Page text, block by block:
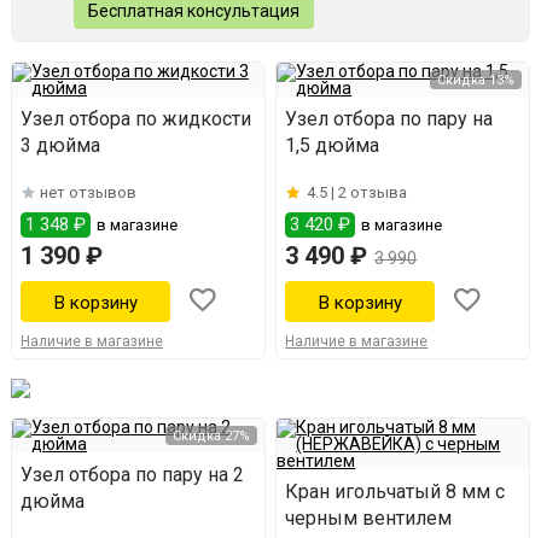
Бесплатная консультация
Узел отбора по жидкости
3 дюйма
нет отзывов
1 348 ₽ в магазине
1 390 ₽
Наличие в магазине
Скидка 13%
Узел отбора по пару на
1,5 дюйма
4.5 |2 отзыва
3 420 ₽ в магазине
3 490 ₽ 3 990
Наличие в магазине
Скидка 27%
Узел отбора по пару на 2
дюйма
Кран игольчатый 8 мм с
черным вентилем